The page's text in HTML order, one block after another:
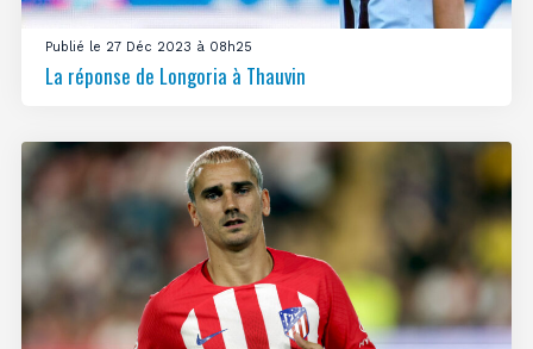
Publié le 27 Déc 2023 à 08h25
La réponse de Longoria à Thauvin